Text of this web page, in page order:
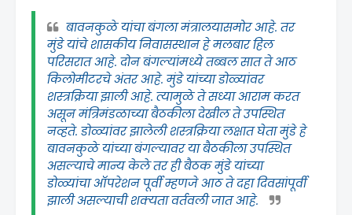
बावनकुळे यांचा बंगला मंत्रालयासमोर आहे. तर
मुंडे यांचे शासकीय निवासस्थान हे मलबार हिल
परिसरात आहे. दोन बंगल्यांमध्ये तब्बल सात ते आठ
किलोमीटरचे अंतर आहे. मुंडे यांच्या डोळ्यांवर
शस्त्रक्रिया झाली आहे. त्यामुळे ते सध्या आराम करत
असून मंत्रिमंडळाच्या बैठकीला देखील ते उपस्थित
नव्हते. डोळ्यांवर झालेली शस्त्रक्रिया लक्षात घेता मुंडे हे
बावनकुळे यांच्या बंगल्यावर या बैठकीला उपस्थित
असल्याचे मान्य केले तर ही बैठक मुंडे यांच्या
डोळ्यांचा ऑपरेशन पूर्वी म्हणजे आठ ते दहा दिवसांपूर्वी
झाली असल्याची शक्यता वर्तवली जात आहे.